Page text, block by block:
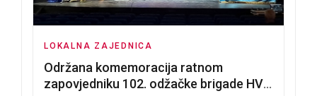
LOKALNA ZAJEDNICA
Održana komemoracija ratnom
zapovjedniku 102. odžačke brigade HVO